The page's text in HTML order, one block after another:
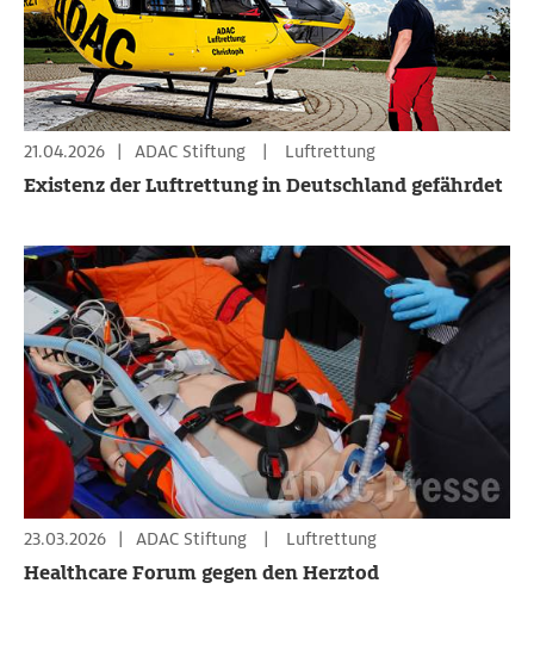
21.04.2026 | ADAC Stiftung | Luftrettung
Existenz der Luftrettung in Deutschland gefährdet
23.03.2026 | ADAC Stiftung | Luftrettung
Healthcare Forum gegen den Herztod